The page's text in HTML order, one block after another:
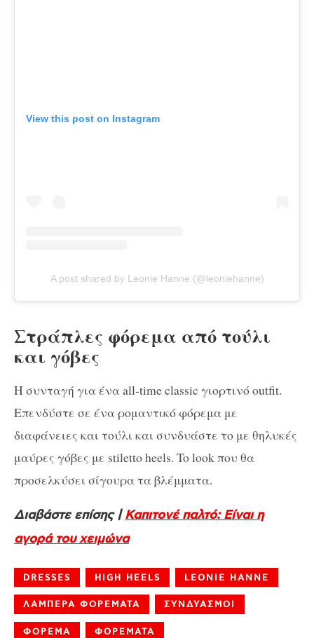
View this post on Instagram
A post shared by Leonie Hanne (@leoniehanne)
Στράπλες φόρεμα από τούλι
και γόβες
Η συνταγή για ένα all-time classic γιορτινό outfit.
Επενδύστε σε ένα ρομαντικό φόρεμα με
διαφάνειες και τούλι και συνδυάστε το με θηλυκές
μαύρες γόβες με stiletto heels. To look που θα
προσελκύσει σίγουρα τα βλέμματα.
Διαβάστε επίσης |Καπιτονέ παλτό: Είναι η
αγορά του χειμώνα
DRESSES HIGH HEELS LEONIE HANNE
ΛΑΜΠΕΡΑ ΦΟΡΕΜΑΤΑ ΣΥΝΔΥΑΣΜΟΙ
ΦΟΡΕΜΑ ΦΟΡΕΜΑΤΑ